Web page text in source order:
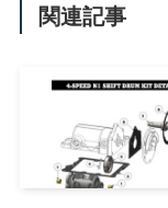
関連記事